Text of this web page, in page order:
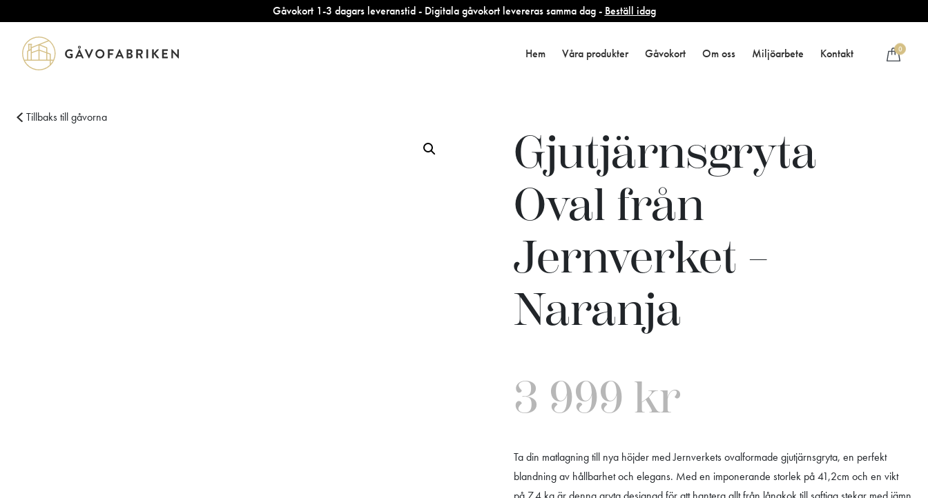
Gåvokort 1-3 dagars leveranstid - Digitala gåvokort levereras samma dag - Beställ idag
Hem Våra produkter Gåvokort Om oss Miljöarbete Kontakt 0
Tillbaks till gåvorna
Gjutjärnsgryta
Oval från
Jernverket –
Naranja
3 999 kr
Ta din matlagning till nya höjder med Jernverkets ovalformade gjutjärnsgryta, en perfekt
blandning av hållbarhet och elegans. Med en imponerande storlek på 41,2cm och en vikt